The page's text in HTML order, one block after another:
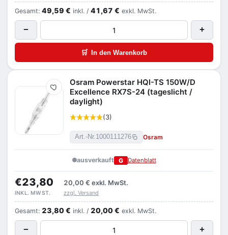
Gesamt: 49,59 € inkl. / 41,67 € exkl. MwSt.
− +
🛒 In den Warenkorb
Merken
Osram Powerstar HQI-TS 150W/D
Excellence RX7S-24 (tageslicht /
daylight)
(3)
Art.-Nr.1000111276 Osram
ausverkauft G Datenblatt
€23,80 20,00 € exkl. MwSt.
INKL. MWST. zzgl. Versand
Gesamt: 23,80 € inkl. / 20,00 € exkl. MwSt.
− +